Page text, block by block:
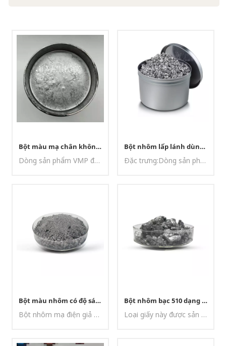
Bột màu mạ chân không (VMP) - Hiệu ứng crom sáng bóng cho lớp phủ ô tô
Dòng sản phẩm VMP được sản xuất bằng quy trình đặc biệt. Bề mặt nhôm nhẵn và mỏng nhưng tỷ lệ đường kính/độ dày rất lớn. Độ sáng, hiệu ứng gương như crom và khả năng che phủ đều tuyệt vời, do đó, chỉ cần một lượng nhỏ cũng có thể mang lại hiệu quả mạ crom hoàn hảo.Ứng dụng: dùng cho ô tô, bánh xe, sơn xịt, mực in, sơn móng tay, v.v.
Bột nhôm lấp lánh dùng cho lớp phủ nhựa ô tô.
Đặc trưng:Dòng sản phẩm lấp lánh được sản xuất bằng bột hình cầu có độ tinh khiết cao. Các loại này có khả năng chống axit, mang lại hiệu ứng kim loại tốt và có độ bền cao trước các điều kiện thời tiết khắc nghiệt.
Bột màu nhôm có độ sáng cao
Bột nhôm mạ điện giả được tạo ra bằng công nghệ mài đặc biệt. Bột có bề mặt rất mịn, độ định hướng tốt, khả năng tự san phẳng và phủ bề mặt tuyệt vời.
Bột nhôm bạc 510 dạng lá với kích thước hạt khác nhau được sử dụng cho sơn chống ăn mòn.
Loại giấy này được sản xuất nhằm giảm thiểu sự ăn mòn bề mặt kim loại. Công nghệ được áp dụng cho phép các sản phẩm của chúng tôi đạt được độ sáng và độ trắng cao trong khi vẫn duy trì cấu trúc chi phí hợp lý.